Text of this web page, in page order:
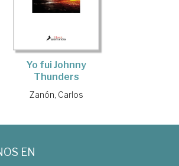
Yo fui Johnny
Thunders
Zanón, Carlos
EN